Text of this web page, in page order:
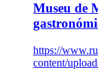
Museu de
https://
content/